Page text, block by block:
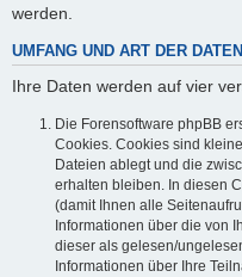
werden.
UMFANG UND ART DER
Ihre Daten werden auf vier
Die Forensoftware phpBB
Cookies. Cookies sind
Dateien ablegt und die
erhalten bleiben. In diesen
(damit Ihnen alle
Informationen über die von
dieser als gelesen/
Informationen über Ihre